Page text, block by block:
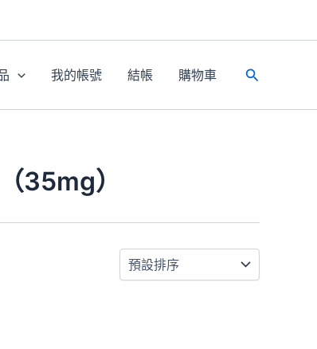
我的帳號 結帳 購物車
搜
35mg）